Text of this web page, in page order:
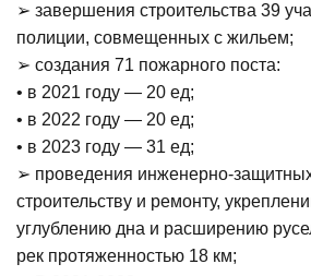
➢ завершения строительства 39
полиции, совмещенных с жильем;
➢ создания 71 пожарного поста:
• в 2021 году — 20 ед;
• в 2022 году — 20 ед;
• в 2023 году — 31 ед;
➢ проведения инженерно-
строительству и ремонту,
углублению дна и расширению
рек протяженностью 18 км;